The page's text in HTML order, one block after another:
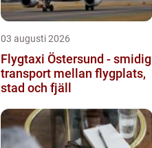
03 augusti 2026
Flygtaxi Östersund - smidig
transport mellan flygplats,
stad och fjäll